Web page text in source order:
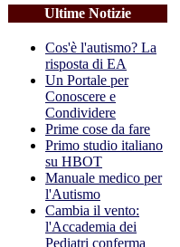
Ultime Notizie
Cos'è l'autismo? La
risposta di EA
Un Portale per
Conoscere e
Condividere
Prime cose da fare
Primo studio italiano
su HBOT
Manuale medico per
l'Autismo
Cambia il vento:
l'Accademia dei
Pediatri conferma